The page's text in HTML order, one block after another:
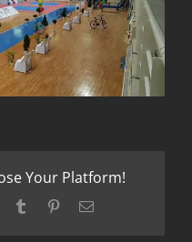
Your Platform!
Tumblr PinterestEmail